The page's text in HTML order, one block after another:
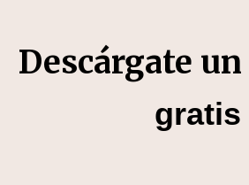
Descárgate
gratis